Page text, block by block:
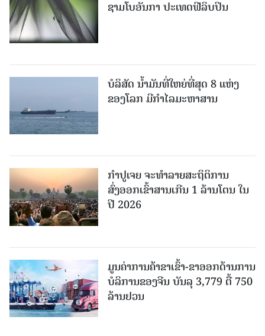
ຊາມໂບ​ອັນກາ ປະເທດຟີລິບປິນ
ບໍລິສັດ ນ້ຳມັນທີ່ໃຫຍ່ທີ່ສຸດ 8 ແຫ່ງ
ຂອງໂລກ ມີກຳໄລມະຫາສານ
ກຳປູເຈຍ ຈະທຳລາຍສະຖິຕິການ
ສົ່ງອອກເຂົ້າສານເກີນ 1 ລ້ານໂຕນ ໃນ
ປີ 2026
ມູນຄ່າການຄ້າຂາເຂົ້າ-ຂາອອກດ້ານການ
ບໍລິການຂອງຈີນ ບັນລຸ 3,779 ຕື້ 750
ລ້ານຢວນ